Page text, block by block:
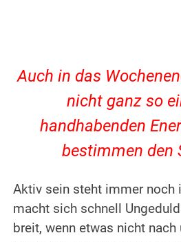
Auch in das
nicht ganz so
handhabenden
bestimmen den
Aktiv sein steht immer noch
macht sich schnell
breit, wenn etwas nicht nach